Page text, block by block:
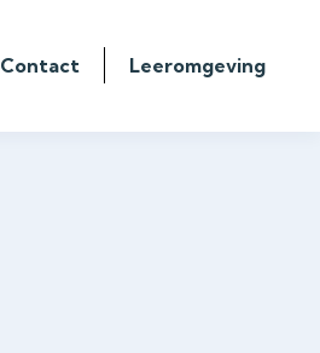
Contact Leeromgeving